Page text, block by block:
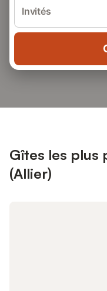
Invités
Gîtes les plus
(Allier)